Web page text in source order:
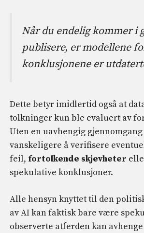
Når du endelig kommer i
publisere, er modellene
konklusjonene er
Dette betyr imidlertid også at
tolkninger kun ble evaluert av
Uten en uavhengig
vanskeligere å verifisere
feil, fortolkende skjevheter
spekulative konklusjoner.
Alle hensyn knyttet til den
av AI kan faktisk bare være
observerte atferden kan